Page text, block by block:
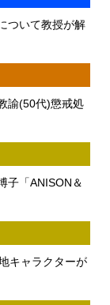
ついて教授が解
諭(50代)懲戒処
子「ANISON＆
キャラクターが